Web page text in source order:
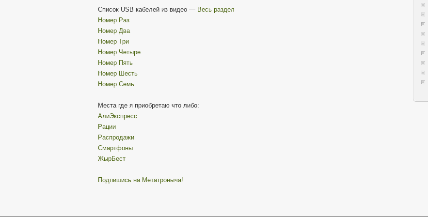
Список USB кабелей из видео — Весь раздел
Номер Раз
Номер Два
Номер Три
Номер Четыре
Номер Пять
Номер Шесть
Номер Семь
Места где я приобретаю что либо:
АлиЭкспресс
Рации
Распродажи
Смартфоны
ЖырБест
Подпишись на Метатроныча!